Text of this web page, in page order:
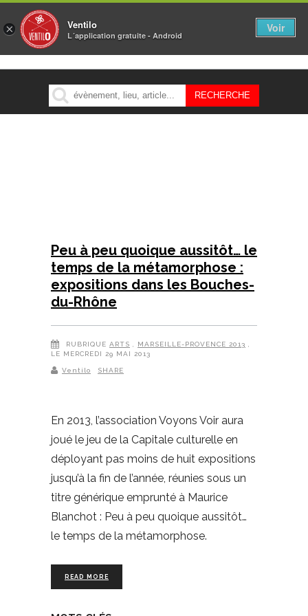
MENU
Peu à peu quoique aussitôt… le
temps de la métamorphose :
expositions dans les Bouches-
du-Rhône
RUBRIQUE ARTS MARSEILLE-PROVENCE 2013
LE MERCREDI 29 MAI 2013
Ventilo SHARE
En 2013, l’association Voyons Voir aura
joué le jeu de la Capitale culturelle en
déployant pas moins de huit expositions
jusqu’à la fin de l’année, réunies sous un
titre générique emprunté à Maurice
Blanchot : Peu à peu quoique aussitôt…
le temps de la métamorphose.
READ MORE
× Ventilo
L´application gratuite - Android
Voir